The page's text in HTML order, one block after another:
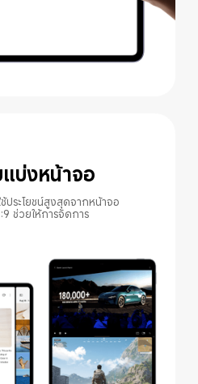
บ่งหน้าจอ
ประโยชน์สูงสุดจากหน้าจอ
ช่วยให้การจัดการ